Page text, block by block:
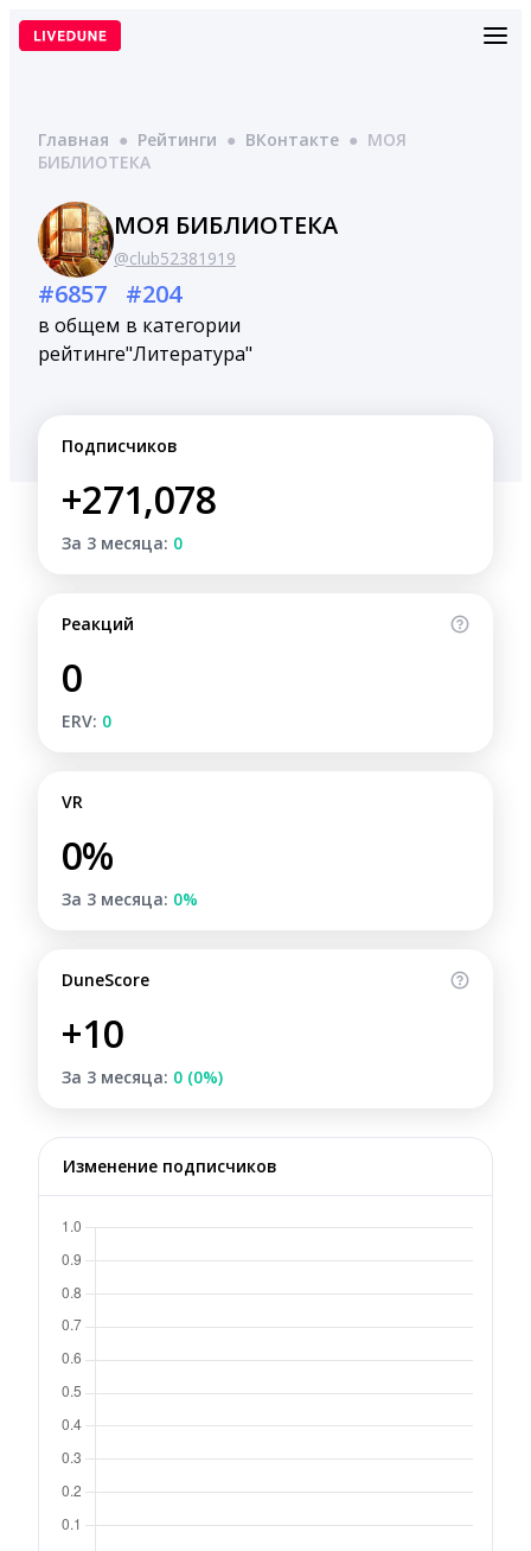
Перейти
Главная ● Рейтинги ● ВКонтакте ● МОЯ
БИБЛИОТЕКА
МОЯ БИБЛИОТЕКА
@club52381919
#6857
в общем
рейтинге
#204
в категории
"Литература"
Подписчиков
+271,078
За 3 месяца: 0
Реакций
0
ERV: 0
VR
0%
За 3 месяца: 0%
DuneScore
+10
За 3 месяца: 0 (0%)
Изменение подписчиков